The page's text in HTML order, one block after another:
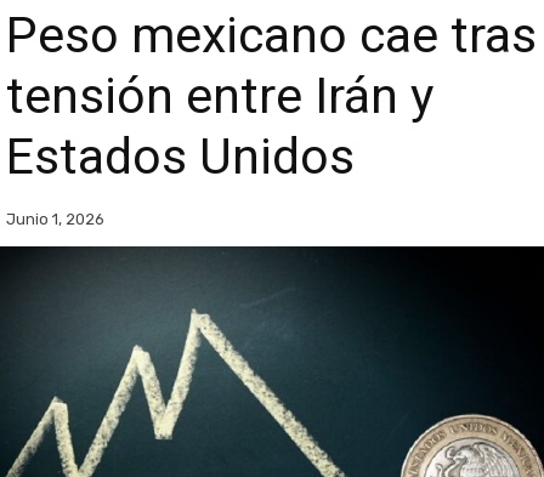
Peso mexicano cae tras
tensión entre Irán y
Estados Unidos
Junio 1, 2026